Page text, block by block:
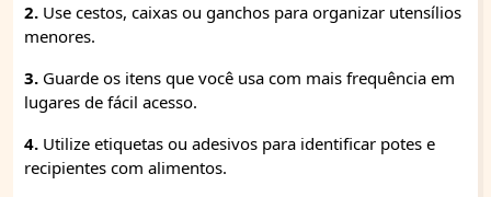
2. Use cestos, caixas ou ganchos para organizar utensílios
menores.
3. Guarde os itens que você usa com mais frequência em
lugares de fácil acesso.
4. Utilize etiquetas ou adesivos para identificar potes e
recipientes com alimentos.